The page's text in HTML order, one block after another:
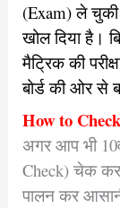
(Exam) ले
खोल दिया है।
मैट्रिक की
बोर्ड की ओर से
How to
अगर आप भी
Check) चेक
पालन कर